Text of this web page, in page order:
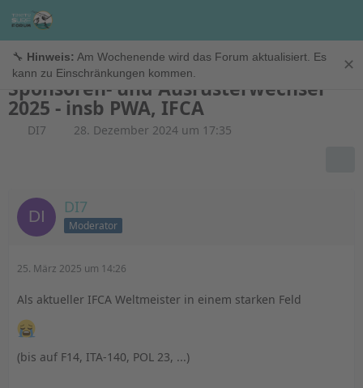
🔧 Hinweis: Am Wochenende wird das Forum aktualisiert. Es
kann zu Einschränkungen kommen.
✕
Allgemein
Sponsoren- und Ausrüsterwechsel
2025 - insb PWA, IFCA
DI7 28. Dezember 2024 um 17:35
DI7
Moderator
25. März 2025 um 14:26
Als aktueller IFCA Weltmeister in einem starken Feld
(bis auf F14, ITA-140, POL 23, ...)